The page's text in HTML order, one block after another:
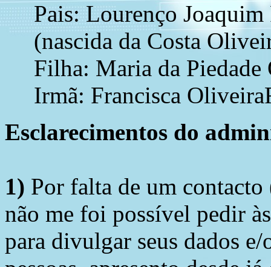
Pais: Lourenço
(nascida da Costa
Filha: Maria da
Irmã: Francisca
Esclarecimentos do
1) Por falta de um
não me foi possível pedir
para divulgar seus dados